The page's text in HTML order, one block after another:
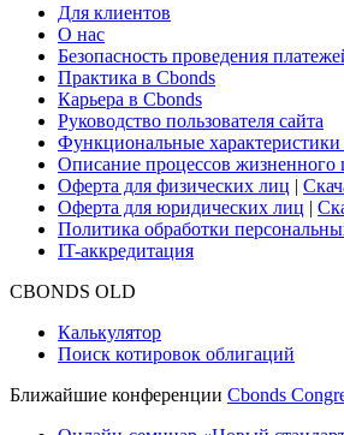
Для клиентов
О нас
Безопасность проведения
Практика в Cbonds
Карьера в Cbonds
Руководство пользователя сайта
Функциональные характеристики
Описание процессов жизненного
Оферта для физических лиц |
Оферта для юридических лиц |
Политика обработки
IT-аккредитация
CBONDS OLD
Калькулятор
Поиск котировок облигаций
Ближайшие конференции Cbonds